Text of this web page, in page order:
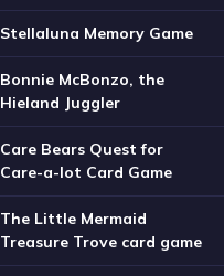
Stellaluna Memory Game
Bonnie McBonzo, the
Hieland Juggler
Care Bears Quest for
Care-a-lot Card Game
The Little Mermaid
Treasure Trove card game